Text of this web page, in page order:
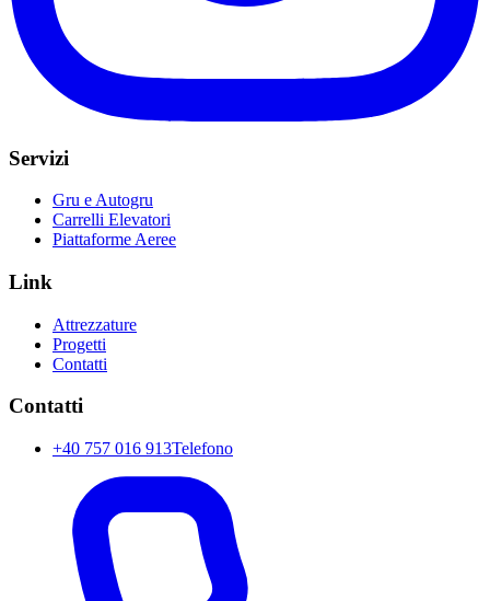
Servizi
Gru e Autogru
Carrelli Elevatori
Piattaforme Aeree
Link
Attrezzature
Progetti
Contatti
Contatti
+40 757 016 913Telefono